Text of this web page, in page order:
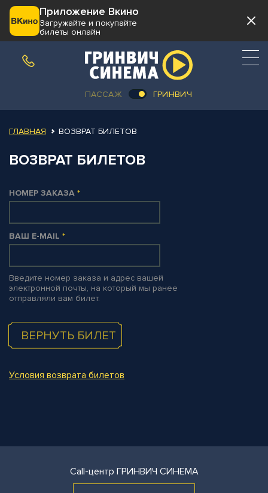
Приложение Вкино
Загружайте и покупайте
билеты онлайн
ПАССАЖ ГРИНВИЧ
ГЛАВНАЯ ВОЗВРАТ БИЛЕТОВ
ВОЗВРАТ БИЛЕТОВ
НОМЕР ЗАКАЗА *
ВАШ E-MAIL *
Введите номер заказа и адрес вашей
электронной почты, на который мы ранее
отправляли вам билет.
ВЕРНУТЬ БИЛЕТ
Условия возврата билетов
Call-центр ГРИНВИЧ СИНЕМА